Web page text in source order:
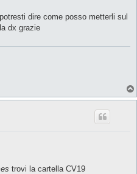
dire come posso metterli sul
dx grazie
trovi la cartella CV19